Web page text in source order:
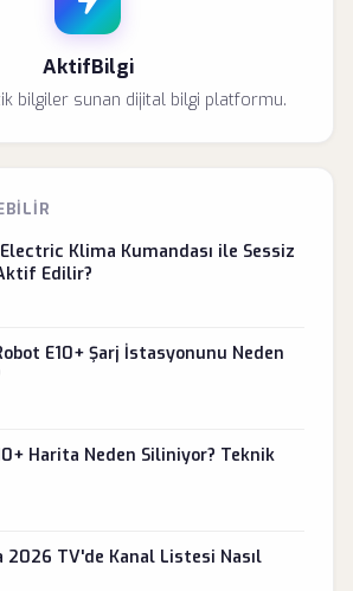
AktifBilgi
bilgiler sunan dijital bilgi platformu.
Klima Kumandası ile Sessiz
Edilir?
E10+ Şarj İstasyonunu Neden
Harita Neden Siliniyor? Teknik
2026 TV'de Kanal Listesi Nasıl